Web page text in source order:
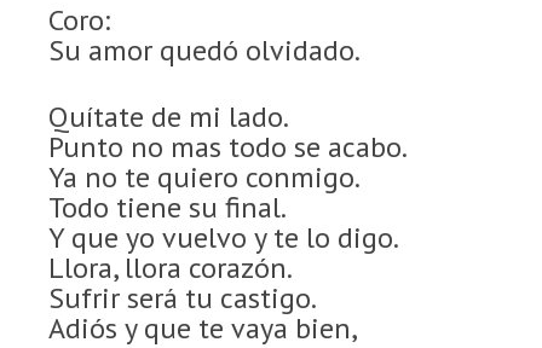
Coro:
Su amor quedó olvidado.
Quítate de mi lado.
Punto no mas todo se acabo.
Ya no te quiero conmigo.
Todo tiene su final.
Y que yo vuelvo y te lo digo.
Llora, llora corazón.
Sufrir será tu castigo.
Adiós y que te vaya bien,